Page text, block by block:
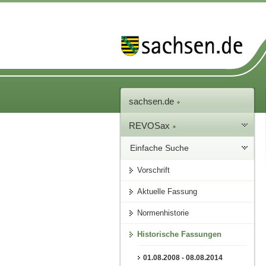
sachsen.de
REVOSax
Einfache Suche
Vorschrift
Aktuelle Fassung
Normenhistorie
Historische Fassungen
01.08.2008 - 08.08.2014